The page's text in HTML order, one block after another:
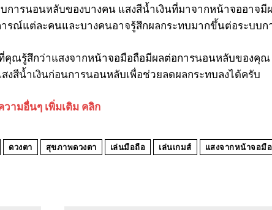
การนอนหลับของบางคน แสงสีน้ำเงินที่มาจากหน้าจออาจ
รณ์แต่ละคนและบางคนอาจรู้สึกผลกระทบมากขึ้นต่อระบบก
ณรู้สึกว่าแสงจากหน้าจอมือถือมีผลต่อการนอนหลับของคุ
งสีน้ำเงินก่อนการนอนหลับเพื่อช่วยลดผลกระทบลงได้ครับ
ามอื่นๆ เพิ่มเติม คลิก
ดวงตา สุขภาพดวงตา เล่นมือถือ เล่นเกมส์ แสงจากหน้าจอมื